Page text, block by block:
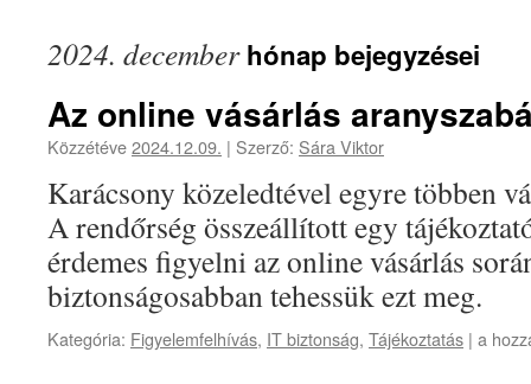
2024. decemberhónap bejegyzései
Az online vásárlás
Közzétéve2024.12.09. | Szerző: Sára Viktor
Karácsony közeledtével egyre többen
A rendőrség összeállított egy
érdemes figyelni az online vásárlás
biztonságosabban tehessük ezt meg.
Kategória: Figyelemfelhívás, IT biztonság, Tájékoztatás | Az
a